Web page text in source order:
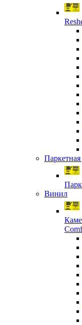
Паркетная
Винил